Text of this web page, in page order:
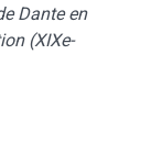
Dante en
(XIXe-